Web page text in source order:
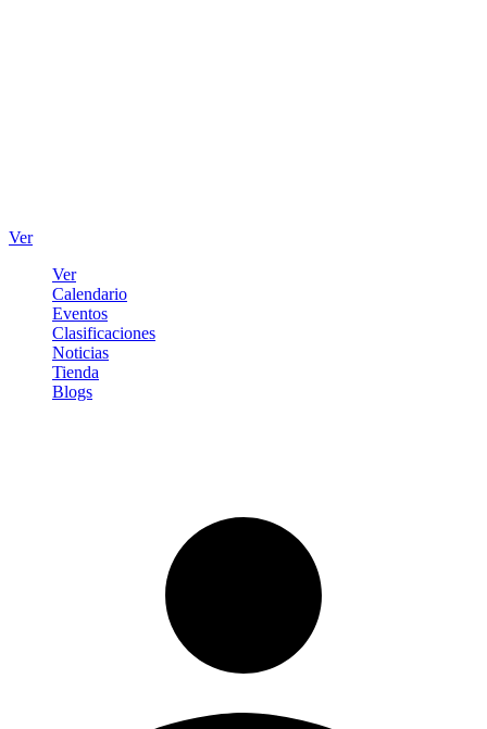
Ver
Ver
Calendario
Eventos
Clasificaciones
Noticias
Tienda
Blogs